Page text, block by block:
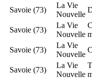
Savoie (73)
La Vie
Nouvelle
Savoie (73)
La Vie
Nouvelle
Savoie (73)
La Vie
Nouvelle
Savoie (73)
La Vie
Nouvelle